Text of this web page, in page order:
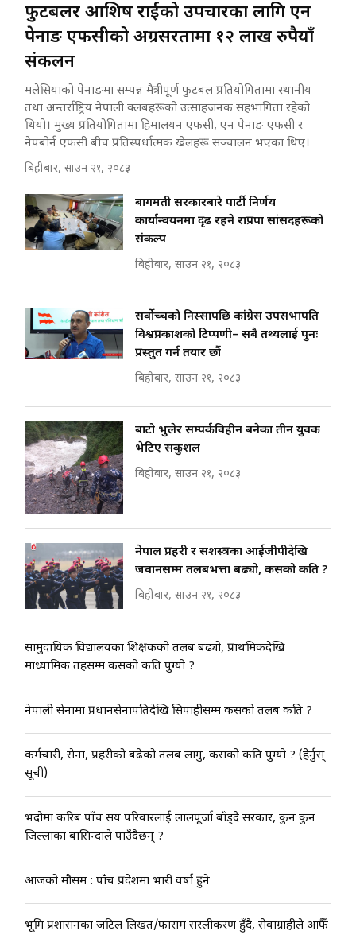
फुटबलर आशिष राईको उपचारका लागि एन
पेनाङ एफसीको अग्रसरतामा १२ लाख रुपैयाँ
संकलन
मलेसियाको पेनाङमा सम्पन्न मैत्रीपूर्ण फुटबल प्रतियोगितामा स्थानीय
तथा अन्तर्राष्ट्रिय नेपाली क्लबहरूको उत्साहजनक सहभागिता रहेको
थियो। मुख्य प्रतियोगितामा हिमालयन एफसी, एन पेनाङ एफसी र
नेपबोर्न एफसी बीच प्रतिस्पर्धात्मक खेलहरू सञ्चालन भएका थिए।
बिहीबार, साउन २१, २०८३
बागमती सरकारबारे पार्टी निर्णय
कार्यान्वयनमा दृढ रहने राप्रपा सांसदहरूको
संकल्प
बिहीबार, साउन २१, २०८३
सर्वोच्चको निस्सापछि कांग्रेस उपसभापति
विश्वप्रकाशको टिप्पणी– सबै तथ्यलाई पुनः
प्रस्तुत गर्न तयार छौं
बिहीबार, साउन २१, २०८३
बाटो भुलेर सम्पर्कविहीन बनेका तीन युवक
भेटिए सकुशल
बिहीबार, साउन २१, २०८३
नेपाल प्रहरी र सशस्त्रका आईजीपीदेखि
जवानसम्म तलबभत्ता बढ्यो, कसको कति ?
बिहीबार, साउन २१, २०८३
सामुदायिक विद्यालयका शिक्षकको तलब बढ्यो, प्राथमिकदेखि
माध्यामिक तहसम्म कसको कति पुग्यो ?
नेपाली सेनामा प्रधानसेनापतिदेखि सिपाहीसम्म कसको तलब कति ?
कर्मचारी, सेना, प्रहरीको बढेको तलब लागु, कसको कति पुग्यो ? (हेर्नुस्
सूची)
भदौमा करिब पाँच सय परिवारलाई लालपूर्जा बाँड्दै सरकार, कुन कुन
जिल्लाका बासिन्दाले पाउँदैछन् ?
आजको मौसम : पाँच प्रदेशमा भारी वर्षा हुने
भूमि प्रशासनका जटिल लिखत/फाराम सरलीकरण हुँदै, सेवाग्राहीले आफैँ